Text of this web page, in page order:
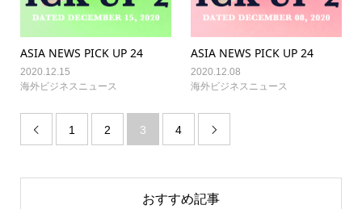
ASIA NEWS PICK UP 24
2020.12.15
海外ビジネスニュース
ASIA NEWS PICK UP 24
2020.12.08
海外ビジネスニュース
 1 2 3 4 
おすすめ記事